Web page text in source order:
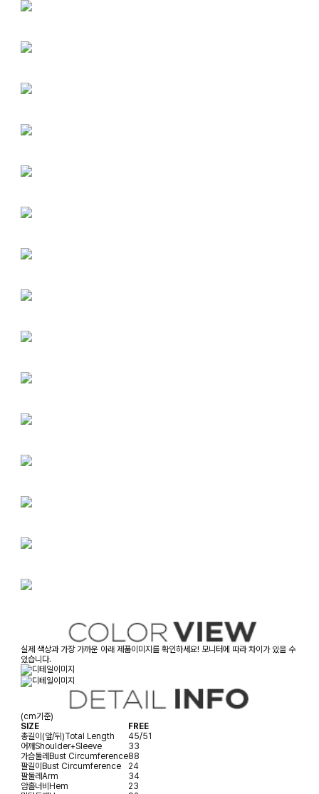
실제 색상과 가장 가까운 아래 제품이미지를 확인하세요! 모니터에 따라 차이가 있을 수
있습니다.
(cm기준)
SIZE
FREE
총길이(앞/뒤)Total Length
45/51
어깨Shoulder+Sleeve
33
가슴둘레Bust Circumference88
팔길이Bust Circumference
24
팔둘레Arm
34
암홀너비Hem
23